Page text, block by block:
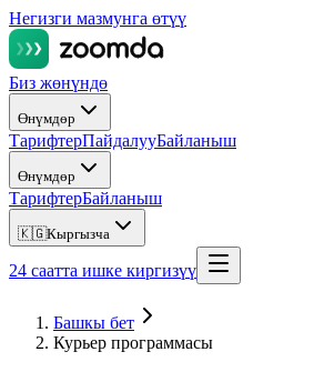
Негизги мазмунга өтүү
Биз жөнүндө
Өнүмдөр
ТарифтерПайдалууБайланыш
Өнүмдөр
ТарифтерБайланыш
🇰🇬Кыргызча
24 саатта ишке киргизүү
Башкы бет
Курьер программасы